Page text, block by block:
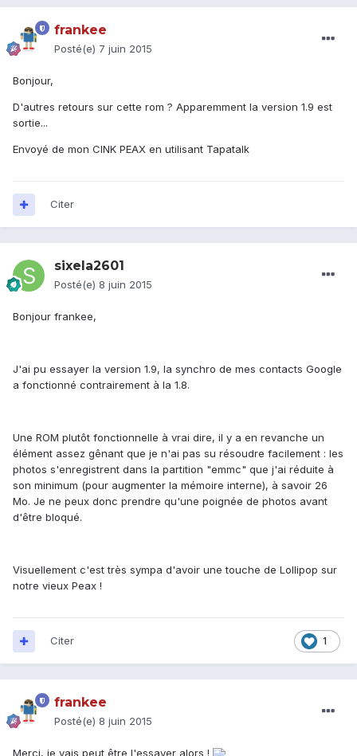
frankee
Posté(e) 7 juin 2015
Bonjour,
D'autres retours sur cette rom ? Apparemment la version 1.9 est
sortie...
Envoyé de mon CINK PEAX en utilisant Tapatalk
Citer
sixela2601
Posté(e) 8 juin 2015
Bonjour frankee,
J'ai pu essayer la version 1.9, la synchro de mes contacts Google
a fonctionné contrairement à la 1.8.
Une ROM plutôt fonctionnelle à vrai dire, il y a en revanche un
élément assez gênant que je n'ai pas su résoudre facilement : les
photos s'enregistrent dans la partition "emmc" que j'ai réduite à
son minimum (pour augmenter la mémoire interne), à savoir 26
Mo. Je ne peux donc prendre qu'une poignée de photos avant
d'être bloqué.
Visuellement c'est très sympa d'avoir une touche de Lollipop sur
notre vieux Peax !
1
Citer
frankee
Posté(e) 8 juin 2015
Merci, je vais peut être l'essayer alors !